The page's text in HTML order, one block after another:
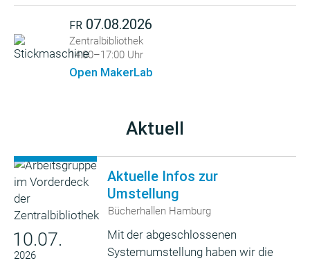
FR 07.08.2026
Zentralbibliothek
14:00–17:00 Uhr
Open MakerLab
Aktuell
10.07.
2026
Aktuelle Infos zur
Umstellung
Bücherhallen Hamburg
Mit der abgeschlossenen
Systemumstellung haben wir die